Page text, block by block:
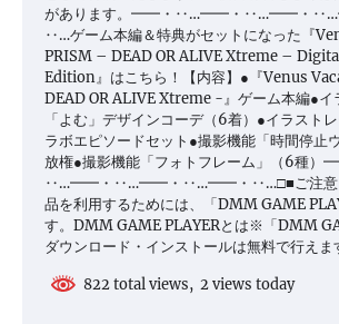
があります。━━・‥…━━・‥…━━・
‥…ゲーム本編＆特典がセットになった『
PRISM – DEAD OR ALIVE Xtreme –
Edition』はこちら！【内容】●『Venus
DEAD OR ALIVE Xtreme -』ゲーム本編●イ
「よむ」デザインコーデ（6着）●イラスト
ラボエピソードセット●撮影機能「時間停止
放権●撮影機能「フォトフレーム」（6種
‥…━━・‥…━━・‥…━━・‥…□■ご注意く
品を利用するためには、「DMM GAME
す。DMM GAME PLAYERとは※「DMM
ダウンロード・インストールは無料で行えま
822 total views, 2 views today